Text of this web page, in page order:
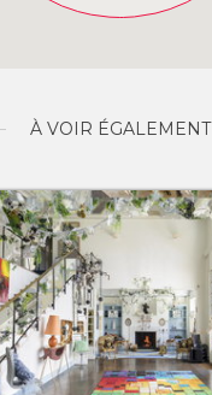
À VOIR ÉGALEMENT